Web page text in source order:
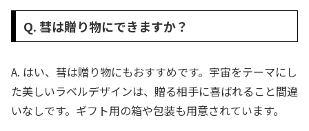
Q. 彗は贈り物にできますか？
A. はい、彗は贈り物にもおすすめです。宇宙をテーマにし
た美しいラベルデザインは、贈る相手に喜ばれること間違
いなしです。ギフト用の箱や包装も用意されています。